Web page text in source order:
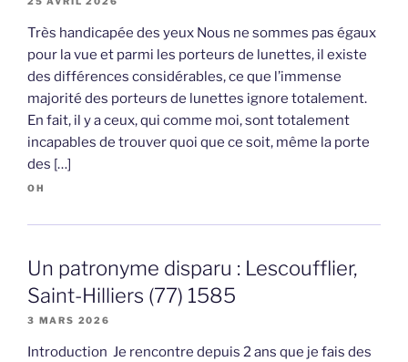
Très handicapée des yeux Nous ne sommes pas égaux
pour la vue et parmi les porteurs de lunettes, il existe
des différences considérables, ce que l’immense
majorité des porteurs de lunettes ignore totalement.
En fait, il y a ceux, qui comme moi, sont totalement
incapables de trouver quoi que ce soit, même la porte
des […]
OH
Un patronyme disparu : Lescoufflier,
Saint-Hilliers (77) 1585
3 MARS 2026
Introduction Je rencontre depuis 2 ans que je fais des